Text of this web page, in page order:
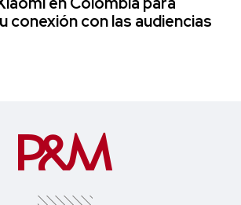
conexión con las audiencias